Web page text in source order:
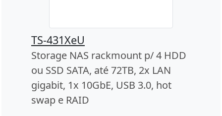
TS-431XeU
Storage NAS rackmount p/ 4 HDD
ou SSD SATA, até 72TB, 2x LAN
gigabit, 1x 10GbE, USB 3.0, hot
swap e RAID